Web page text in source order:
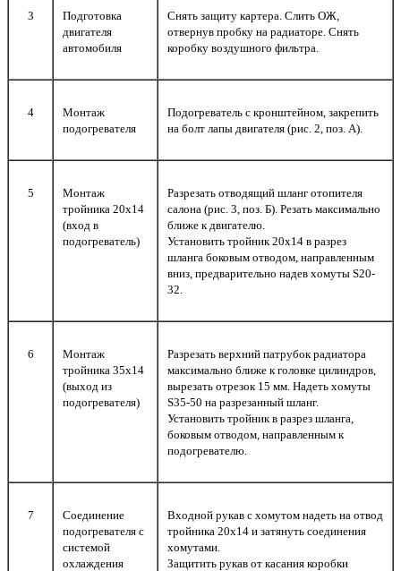
3
Подготовка
двигателя
автомобиля
Снять защиту картера. Cлить ОЖ,
отвернув пробку на радиаторе. Снять
коробку воздушного фильтра.
4
Монтаж
подогревателя
Подогреватель с кронштейном, закрепить
на болт лапы двигателя (рис. 2, поз. А).
5
Монтаж
тройника 20х14
(вход в
подогреватель)
Разрезать отводящий шланг отопителя
салона (рис. 3, поз. Б). Резать максимально
ближе к двигателю.
Установить тройник 20х14 в разрез
шланга боковым отводом, направленным
вниз, предварительно надев хомуты S20-
32.
6
Монтаж
тройника 35х14
(выход из
подогревателя)
Разрезать верхний патрубок радиатора
максимально ближе к головке цилиндров,
вырезать отрезок 15 мм. Надеть хомуты
S35-50 на разрезанный шланг.
Установить тройник в разрез шланга,
боковым отводом, направленным к
подогревателю.
7
Соединение
подогревателя с
системой
охлаждения
Входной рукав с хомутом надеть на отвод
тройника 20х14 и затянуть соединения
хомутами.
Защитить рукав от касания коробки